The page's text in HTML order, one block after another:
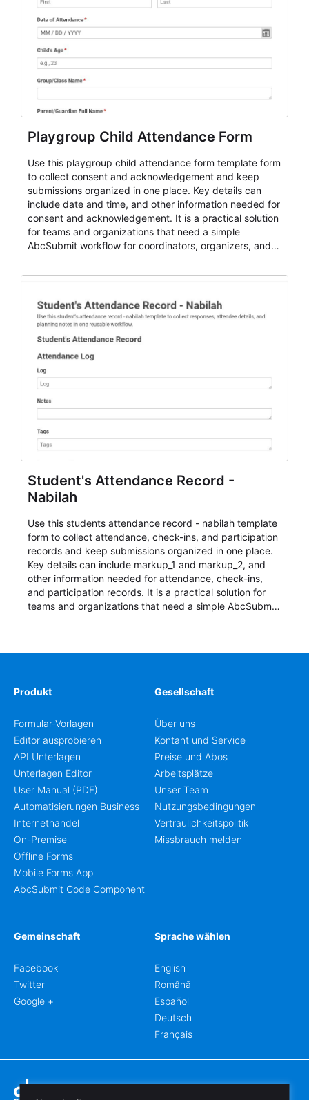
Playgroup Child Attendance Form
Use this playgroup child attendance form template form
to collect consent and acknowledgement and keep
submissions organized in one place. Key details can
include date and time, and other information needed for
consent and acknowledgement. It is a practical solution
for teams and organizations that need a simple
AbcSubmit workflow for coordinators, organizers, and
Student's Attendance Record -
Nabilah
Use this students attendance record - nabilah template
form to collect attendance, check-ins, and participation
records and keep submissions organized in one place.
Key details can include markup_1 and markup_2, and
other information needed for attendance, check-ins,
and participation records. It is a practical solution for
teams and organizations that need a simple AbcSubmit
Produkt
Formular-Vorlagen
Editor ausprobieren
API Unterlagen
Unterlagen Editor
User Manual (PDF)
Automatisierungen Business
Internethandel
On-Premise
Offline Forms
Mobile Forms App
AbcSubmit Code Component
Gesellschaft
Über uns
Kontant und Service
Preise und Abos
Arbeitsplätze
Unser Team
Nutzungsbedingungen
Vertraulichkeitspolitik
Missbrauch melden
Gemeinschaft
Facebook
Twitter
Google +
Sprache wählen
English
Română
Español
Deutsch
Français